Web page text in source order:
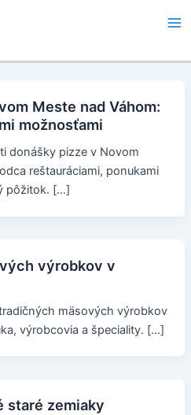
Meste nad Váhom:
možnosťami
donášky pizze v Novom
reštauráciami, ponukami
pôžitok. […]
výrobkov v
mäsových výrobkov
výrobcovia a špeciality. […]
staré zemiaky